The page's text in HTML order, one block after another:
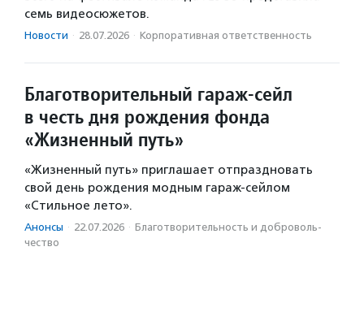
семь видеосюжетов.
Новости · 28.07.2026 · Корпоративная ответственность
Благотворительный гараж-сейл
в честь дня рождения фонда
«Жизненный путь»
«Жизненный путь» приглашает отпраздновать
свой день рождения модным гараж-сейлом
«Стильное лето».
Анонсы · 22.07.2026 · Благотвори­тель­ность и доброволь­
чест­во